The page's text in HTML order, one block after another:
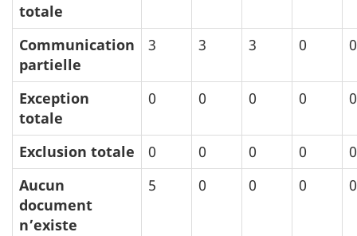
totale
Communication
partielle
3 3 3 0 0
Exception
totale
0 0 0 0 0
Exclusion totale 0 0 0 0
0
Aucun
document
n’existe
5 0 0 0 0